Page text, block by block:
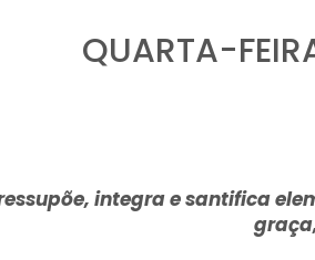
QUARTA-
integra e santifica